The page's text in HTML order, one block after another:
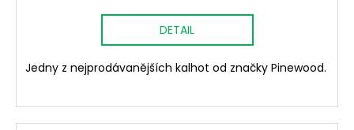
DETAIL
Jedny z nejprodávanějších kalhot od značky Pinewood.